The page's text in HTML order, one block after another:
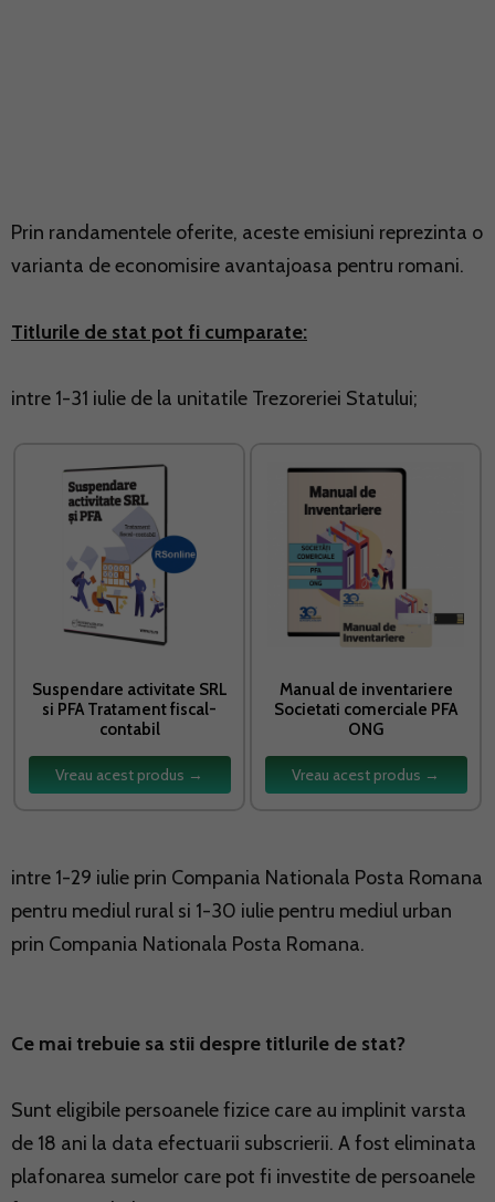
Prin randamentele oferite, aceste emisiuni reprezinta o
varianta de economisire avantajoasa pentru romani.
Titlurile de stat pot fi cumparate:
intre 1-31 iulie de la unitatile Trezoreriei Statului;
Suspendare activitate SRL
si PFA Tratament fiscal-
contabil
Vreau acest produs →
Manual de inventariere
Societati comerciale PFA
ONG
Vreau acest produs →
intre 1-29 iulie prin Compania Nationala Posta Romana
pentru mediul rural si 1-30 iulie pentru mediul urban
prin Compania Nationala Posta Romana.
Ce mai trebuie sa stii despre titlurile de stat?
Sunt eligibile persoanele fizice care au implinit varsta
de 18 ani la data efectuarii subscrierii. A fost eliminata
plafonarea sumelor care pot fi investite de persoanele